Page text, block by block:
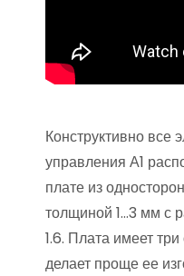
Конструктивно все
управления А1
плате из
толщиной 1…3 мм с
1.6. Плата имеет
делает проще ее